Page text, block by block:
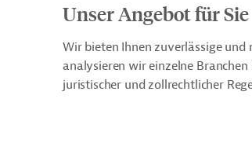
Unser Angebot für Sie
Wir bieten Ihnen zuverlässige
analysieren wir einzelne
juristischer und zollrechtlicher